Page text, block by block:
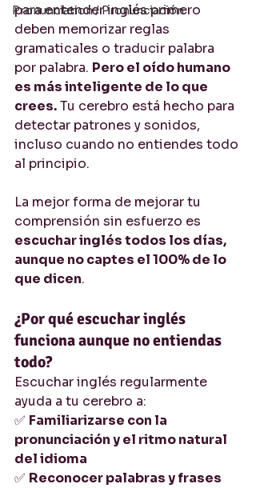
Pronunciation / Pronunciación
para entender inglés primero
deben memorizar reglas
gramaticales o traducir palabra
por palabra. Pero el oído humano
es más inteligente de lo que
crees. Tu cerebro está hecho para
detectar patrones y sonidos,
incluso cuando no entiendes todo
al principio.
La mejor forma de mejorar tu
comprensión sin esfuerzo es
escuchar inglés todos los días,
aunque no captes el 100% de lo
que dicen.
¿Por qué escuchar inglés
funciona aunque no entiendas
todo?
Escuchar inglés regularmente
ayuda a tu cerebro a:
✅ Familiarizarse con la
pronunciación y el ritmo natural
del idioma
✅ Reconocer palabras y frases